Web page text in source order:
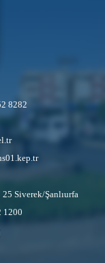
8282
Siverek/Şanlıurfa
1200